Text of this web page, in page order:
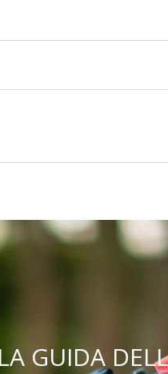
GUIDA